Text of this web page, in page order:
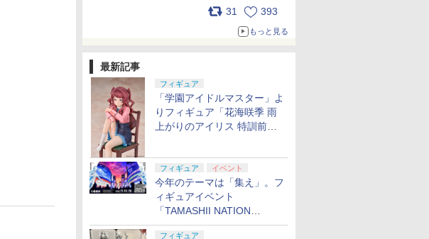
ュア化 pic.x.com/YMGhdIAzNa
31 393
もっと見る
最新記事
フィギュア
「学園アイドルマスター」よ
りフィギュア「花海咲季 雨
上がりのアイリス 特訓前
フィギュア イベント
今年のテーマは「集え」。フ
ィギュアイベント
「TAMASHII NATION
2026」が11月13日より開催
フィギュア